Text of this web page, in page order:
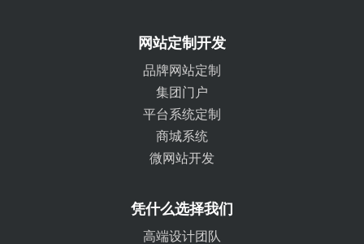
网站定制开发
品牌网站定制
集团门户
平台系统定制
商城系统
微网站开发
凭什么选择我们
高端设计团队